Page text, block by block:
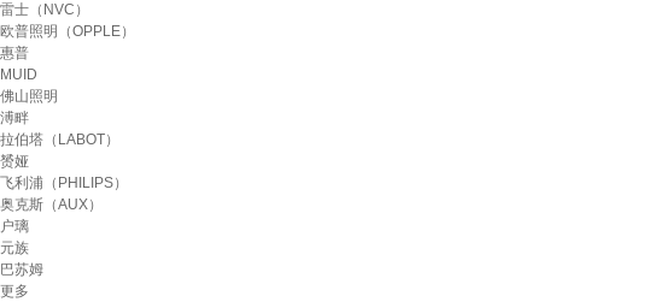
雷士（NVC）
欧普照明（OPPLE）
惠普
MUID
佛山照明
溥畔
拉伯塔（LABOT）
赟娅
飞利浦（PHILIPS）
奥克斯（AUX）
户璃
元族
巴苏姆
更多